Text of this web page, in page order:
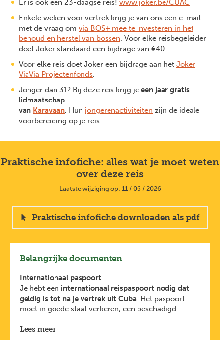
Er is ook een 23-daagse reis! www.joker.be/CUAC
Enkele weken voor vertrek krijg je van ons een e-mail
met de vraag om via BOS+ mee te investeren in het
behoud en herstel van bossen. Voor elke reisbegeleider
doet Joker standaard een bijdrage van €40.
Voor elke reis doet Joker een bijdrage aan het Joker
ViaVia Projectenfonds.
Jonger dan 31? Bij deze reis krijg je een jaar gratis
lidmaatschap
van Karavaan. Hun jongerenactiviteiten zijn de ideale
voorbereiding op je reis.
Praktische infofiche: alles wat je moet weten
over deze reis
Laatste wijziging op: 11 / 06 / 2026
Praktische infofiche downloaden als pdf
Belangrijke documenten
Internationaal paspoort
Je hebt een internationaal reispaspoort nodig dat
geldig is tot na je vertrek uit Cuba. Het paspoort
moet in goede staat verkeren; een beschadigd
de luchthaven.
Lees meer
Previous Next